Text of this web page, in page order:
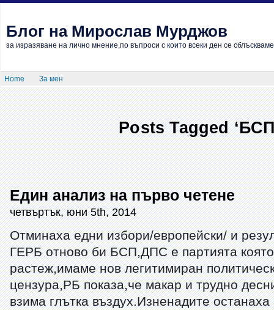
Блог на Мирослав Мурджов
за изразяване на лично мнение,по въпроси с които всеки ден се сблъскваме
Home За мен
Posts Tagged
Един анализ на първо четене
четвъртък, юни 5th, 2014
Отминаха едни избори/европейски/ и
ГЕРБ отново би БСП,ДПС е партията която
растеж,имаме нов легитимиран
цензура,РБ показа,че макар и трудно
взима глътка въздух.Изненадите